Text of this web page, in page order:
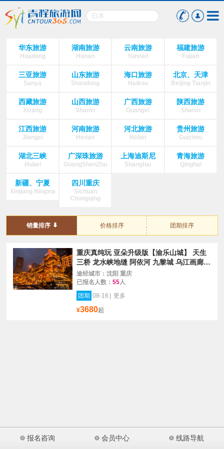
华东旅游
Huadong
湖南旅游
Hunan
云南旅游
Yunnan
福建旅游
Fujian
三亚旅游
Sanya
山东旅游
Shandong
海口旅游
Haikou
北京、天津
Beijing Tianjin
西藏旅游
Xizang
山西旅游
Shanxi
广西旅游
Guangxi
陕西旅游
Shanxi
江西旅游
Jiangxi
河南旅游
Henan
河北旅游
Hebei
贵州旅游
Guizhou
湖北三峡
Hubei
广深珠旅游
GuangShenZhu
上海迪斯尼
Shanghai
青海旅游
Qinghai
新疆、宁夏
Xinjiang Ningxia
四川重庆
Sichuan
Chongqing
销量排序 价格排序 团期排序
重庆真纯玩 亚朵升级版【渝乐山城】 天生
三桥 龙水峡地缝 阿依河 九黎城 乌江画廊
双飞6日
途经城市：沈阳 重庆
已报名人数： 55人
团期 08-16 更多
¥3680起
报名咨询 会员中心 线路导航